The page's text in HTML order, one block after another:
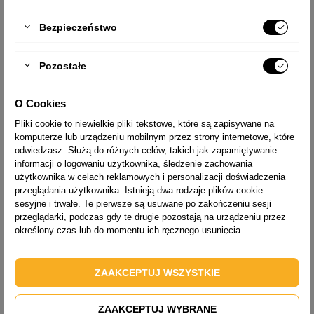
WYSYŁKA 14 dni
TYP 9420
ZASIĘG PRACY [M]
WYSYŁKA 14 dni
TYP
LICZBA STOPNI 2x11
ZASIĘG PRACY [M]
Bezpieczeństwo
Pozostałe
O Cookies
Pliki cookie to niewielkie pliki tekstowe, które są zapisywane na
komputerze lub urządzeniu mobilnym przez strony internetowe, które
odwiedzasz. Służą do różnych celów, takich jak zapamiętywanie
informacji o logowaniu użytkownika, śledzenie zachowania
użytkownika w celach reklamowych i personalizacji doświadczenia
przeglądania użytkownika. Istnieją dwa rodzaje plików cookie:
sesyjne i trwałe. Te pierwsze są usuwane po zakończeniu sesji
przeglądarki, podczas gdy te drugie pozostają na urządzeniu przez
określony czas lub do momentu ich ręcznego usunięcia.
ZAAKCEPTUJ WYBRANE
ZAAKCEPTUJ WSZYSTKIE